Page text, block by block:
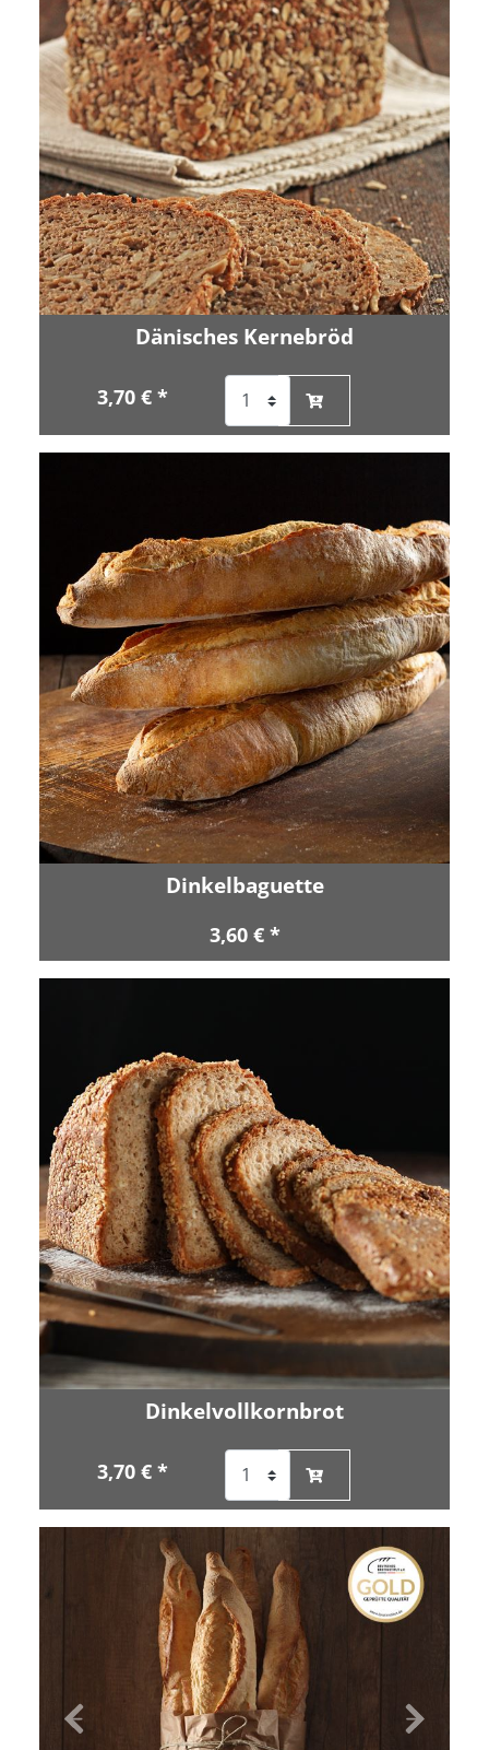
Dänisches Kernebröd
3,70 € *
Dinkelbaguette
3,60 € *
Dinkelvollkornbrot
3,70 € *
Zurück Vor